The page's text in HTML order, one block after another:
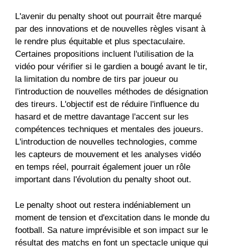
L'avenir du penalty shoot out pourrait être marqué
par des innovations et de nouvelles règles visant à
le rendre plus équitable et plus spectaculaire.
Certaines propositions incluent l'utilisation de la
vidéo pour vérifier si le gardien a bougé avant le tir,
la limitation du nombre de tirs par joueur ou
l'introduction de nouvelles méthodes de désignation
des tireurs. L'objectif est de réduire l'influence du
hasard et de mettre davantage l'accent sur les
compétences techniques et mentales des joueurs.
L'introduction de nouvelles technologies, comme
les capteurs de mouvement et les analyses vidéo
en temps réel, pourrait également jouer un rôle
important dans l'évolution du penalty shoot out.
Le penalty shoot out restera indéniablement un
moment de tension et d'excitation dans le monde du
football. Sa nature imprévisible et son impact sur le
résultat des matchs en font un spectacle unique qui